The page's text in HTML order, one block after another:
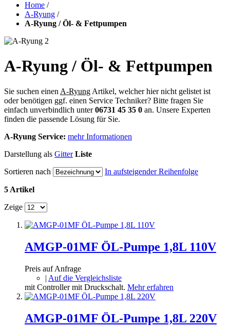
Home /
A-Ryung /
A-Ryung / Öl- & Fettpumpen
A-Ryung / Öl- & Fettpumpen
Sie suchen einen A-Ryung Artikel, welcher hier nicht gelistet ist
oder benötigen ggf. einen Service Techniker? Bitte fragen Sie
einfach unverbindlich unter06731 45 35 0 an. Unsere Experten
finden die passende Lösung für Sie.
A-Ryung Service: mehr Informationen
Darstellung als Gitter Liste
Sortieren nach
In aufsteigender Reihenfolge
5 Artikel
Zeige
AMGP-01MF ÖL-Pumpe 1,8L 110V
Preis auf Anfrage
| Auf die Vergleichsliste
mit Controller mit Druckschalt. Mehr erfahren
AMGP-01MF ÖL-Pumpe 1,8L 220V